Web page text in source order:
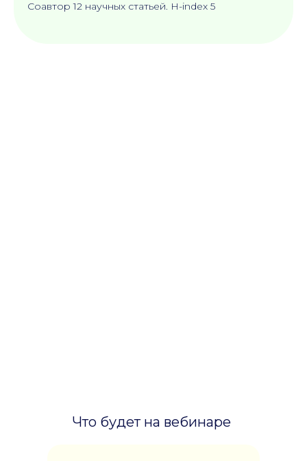
Соавтор 12 научных статьей. H-index 5
Что будет на вебинаре